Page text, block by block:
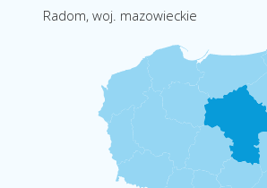
Radom, woj. mazowieckie